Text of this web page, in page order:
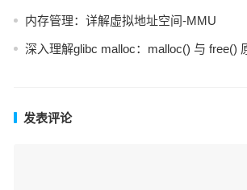
内存管理：详解虚拟地址空间-MMU
深入理解glibc malloc：malloc() 与 free()
发表评论